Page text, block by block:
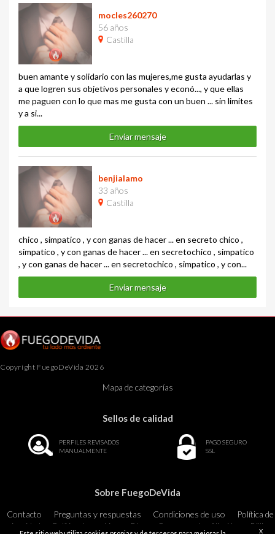
mocles260270
56 años
Castilla
buen amante y solidario con las mujeres,me gusta ayudarlas y
a que logren sus objetivos personales y econó..., y que ellas
me paguen con lo que mas me gusta con un buen ... sin limites
y a si...
Enviar mensaje
benjialamo
33 años
Castilla
chico , simpatico , y con ganas de hacer ... en secreto chico ,
simpatico , y con ganas de hacer ... en secretochico , simpatico
, y con ganas de hacer ... en secretochico , simpatico , y con...
Enviar mensaje
Copyright FuegoDeVida 2026
Mapa de categorías
Sellos de calidad
PERFILES REVISADOS
MANUALMENTE
PAGO SEGURO
SSL
Sobre FuegoDeVida
Contacto Preguntas y respuestas Condiciones de uso
Política de
privacidad
Política de cookies Blog Programa de afiliación
Billing
X